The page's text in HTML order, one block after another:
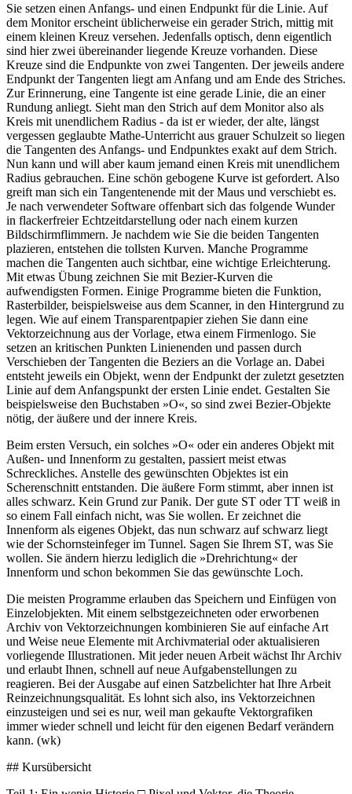
Sie setzen einen Anfangs- und einen Endpunkt für die Linie. Auf
dem Monitor erscheint üblicherweise ein gerader Strich, mittig mit
einem kleinen Kreuz versehen. Jedenfalls optisch, denn eigentlich
sind hier zwei übereinander liegende Kreuze vorhanden. Diese
Kreuze sind die Endpunkte von zwei Tangenten. Der jeweils andere
Endpunkt der Tangenten liegt am Anfang und am Ende des Striches.
Zur Erinnerung, eine Tangente ist eine gerade Linie, die an einer
Rundung anliegt. Sieht man den Strich auf dem Monitor also als
Kreis mit unendlichem Radius - da ist er wieder, der alte, längst
vergessen geglaubte Mathe-Unterricht aus grauer Schulzeit so liegen
die Tangenten des Anfangs- und Endpunktes exakt auf dem Strich.
Nun kann und will aber kaum jemand einen Kreis mit unendlichem
Radius gebrauchen. Eine schön gebogene Kurve ist gefordert. Also
greift man sich ein Tangentenende mit der Maus und verschiebt es.
Je nach verwendeter Software offenbart sich das folgende Wunder
in flackerfreier Echtzeitdarstellung oder nach einem kurzen
Bildschirmflimmern. Je nachdem wie Sie die beiden Tangenten
plazieren, entstehen die tollsten Kurven. Manche Programme
machen die Tangenten auch sichtbar, eine wichtige Erleichterung.
Mit etwas Übung zeichnen Sie mit Bezier-Kurven die
aufwendigsten Formen. Einige Programme bieten die Funktion,
Rasterbilder, beispielsweise aus dem Scanner, in den Hintergrund zu
legen. Wie auf einem Transparentpapier ziehen Sie dann eine
Vektorzeichnung aus der Vorlage, etwa einem Firmenlogo. Sie
setzen an kritischen Punkten Linienenden und passen durch
Verschieben der Tangenten die Beziers an die Vorlage an. Dabei
entsteht jeweils ein Objekt, wenn der Endpunkt der zuletzt gesetzten
Linie auf dem Anfangspunkt der ersten Linie endet. Gestalten Sie
beispielsweise den Buchstaben »O«, so sind zwei Bezier-Objekte
nötig, der äußere und der innere Kreis.
Beim ersten Versuch, ein solches »O« oder ein anderes Objekt mit
Außen- und Innenform zu gestalten, passiert meist etwas
Schreckliches. Anstelle des gewünschten Objektes ist ein
Scherenschnitt entstanden. Die äußere Form stimmt, aber innen ist
alles schwarz. Kein Grund zur Panik. Der gute ST oder TT weiß in
so einem Fall einfach nicht, was Sie wollen. Er zeichnet die
Innenform als eigenes Objekt, das nun schwarz auf schwarz liegt
wie der Schornsteinfeger im Tunnel. Sagen Sie Ihrem ST, was Sie
wollen. Sie ändern hierzu lediglich die »Drehrichtung« der
Innenform und schon bekommen Sie das gewünschte Loch.
Die meisten Programme erlauben das Speichern und Einfügen von
Einzelobjekten. Mit einem selbstgezeichneten oder erworbenen
Archiv von Vektorzeichnungen kombinieren Sie auf einfache Art
und Weise neue Elemente mit Archivmaterial oder aktualisieren
vorliegende Illustrationen. Mit jeder neuen Arbeit wächst Ihr Archiv
und erlaubt Ihnen, schnell auf neue Aufgabenstellungen zu
reagieren. Bei der Ausgabe auf einen Satzbelichter hat Ihre Arbeit
Reinzeichnungsqualität. Es lohnt sich also, ins Vektorzeichnen
einzusteigen und sei es nur, weil man gekaufte Vektorgrafiken
immer wieder schnell und leicht für den eigenen Bedarf verändern
kann. (wk)
## Kursübersicht